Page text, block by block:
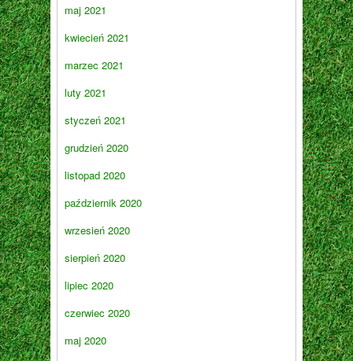
maj 2021
kwiecień 2021
marzec 2021
luty 2021
styczeń 2021
grudzień 2020
listopad 2020
październik 2020
wrzesień 2020
sierpień 2020
lipiec 2020
czerwiec 2020
maj 2020